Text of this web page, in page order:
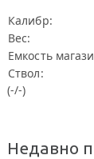
Калибр:
Вес:
Емкость
Ствол:
(-/-)
Недавно